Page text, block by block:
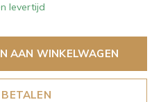
levertijd
AAN WINKELWAGEN